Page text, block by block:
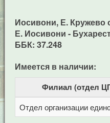
Иосивони, Е. Кружево
Е. Иосивони -
ББК: 37.248
Имеется в наличии:
Филиал (отдел
Отдел организации